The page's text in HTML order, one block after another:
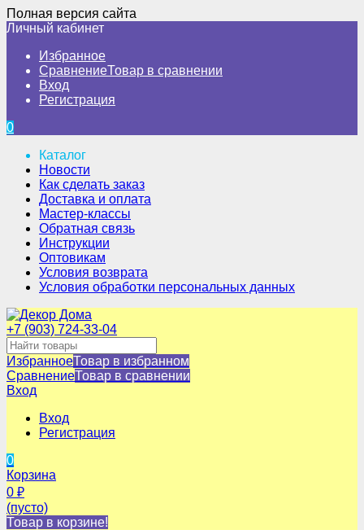
Полная версия сайта
Личный кабинет
Избранное
СравнениеТовар в сравнении
Вход
Регистрация
0
Каталог
Новости
Как сделать заказ
Доставка и оплата
Мастер-классы
Обратная связь
Инструкции
Оптовикам
Условия возврата
Условия обработки персональных данных
+7 (903) 724-33-04
ИзбранноеТовар в избранном
СравнениеТовар в сравнении
Вход
Вход
Регистрация
0
Корзина
0 ₽
(пусто)
Товар в корзине!